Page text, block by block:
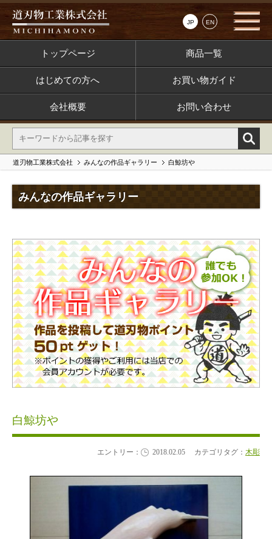
JP EN
トップページ 商品一覧
はじめての方へ お買い物ガイド
会社概要 お問い合わせ
道刃物工業株式会社 みんなの作品ギャラリー 白鯨坊や
みんなの作品ギャラリー
白鯨坊や
エントリー： 2018.02.05 カテゴリタグ： 木彫